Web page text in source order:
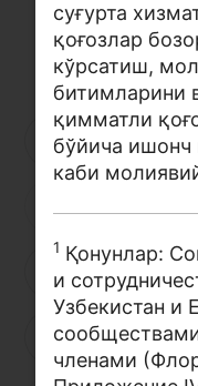
Молиявий
Видео
Лойиҳалар
Интерактив
Фотогалерея
Лойиҳа
Сайт
Кирилл
А Б В
Л М Н
Т У Ў
суғурта
қоғозлар
кўрсатиш,
битимларини
қимматли
бўйича
каби
1 Қонунлар:
и
Узбекистан и
членами